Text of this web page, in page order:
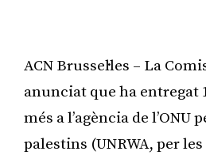
ACN Brussel·les – La
anunciat que ha entregat
més a l’agència de l’ONU
palestins (UNRWA, per